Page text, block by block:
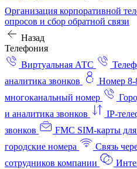
Организация корпоративной
опросов и сбор обратной связи
Назад
Телефония
Виртуальная АТС
аналитика звонков
Номер 8-
многоканальный номер
и аналитика звонков
IP-
звонков
FMC SIM-карты для
городские номера
Связь
сотрудников компании